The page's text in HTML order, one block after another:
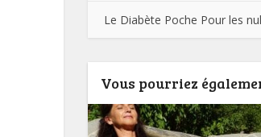
Le Diabète Poche Pour les
Vous pourriez